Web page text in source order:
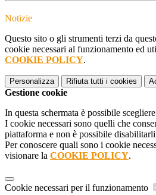
Notizie
Questo sito o gli strumenti terzi da
cookie necessari al funzionamento ed
COOKIE POLICY.
Personalizza Rifiuta tutti i cookies
Gestione cookie
In questa schermata è possibile
I cookie necessari sono quelli che
piattaforma e non è possibile
Per conoscere quali sono i cookie
visionare la COOKIE POLICY.
Cookie necessari per il funzionamento